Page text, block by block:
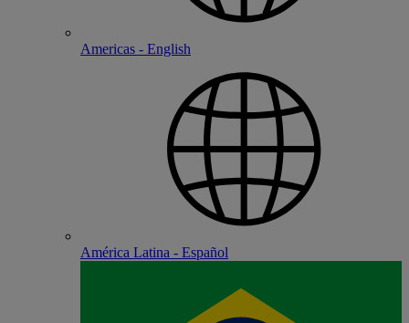
Americas - English
América Latina - Español